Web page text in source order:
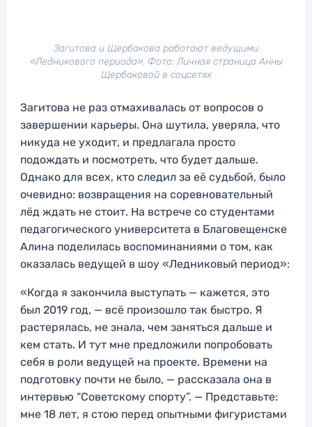
Загитова и Щербакова работают ведущими
«Ледникового периода». Фото: Личная страница Анны
Щербаковой в соцсетях
Загитова не раз отмахивалась от вопросов о
завершении карьеры. Она шутила, уверяла, что
никуда не уходит, и предлагала просто
подождать и посмотреть, что будет дальше.
Однако для всех, кто следил за её судьбой, было
очевидно: возвращения на соревновательный
лёд ждать не стоит. На встрече со студентами
педагогического университета в Благовещенске
Алина поделилась воспоминаниями о том, как
оказалась ведущей в шоу «Ледниковый период»:
«Когда я закончила выступать — кажется, это
был 2019 год, — всё произошло так быстро. Я
растерялась, не знала, чем заняться дальше и
кем стать. И тут мне предложили попробовать
себя в роли ведущей на проекте. Времени на
подготовку почти не было, — рассказала она в
интервью “Советскому спорту”. — Представьте:
мне 18 лет, я стою перед опытными фигуристами